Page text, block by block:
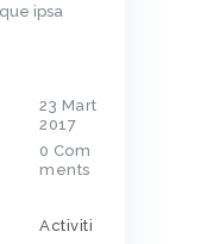
ipsa
23 Mart
2017
0 Com
ments
Activiti